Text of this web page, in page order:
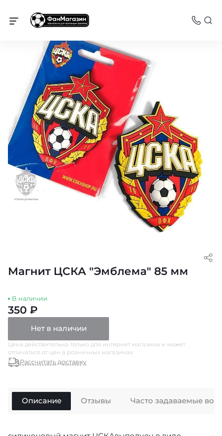
Сувениры
Магнит ЦСКА "Эмблема" 85 мм
В наличии
350 ₽
Нет в наличии
Цена действительна только для интернет магазина и может
отличаться от цен в розничных магазинах
Рассчитать доставку
Описание Отзывы Часто задаваемые